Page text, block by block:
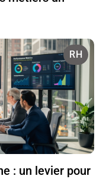
RH
: un levier pour